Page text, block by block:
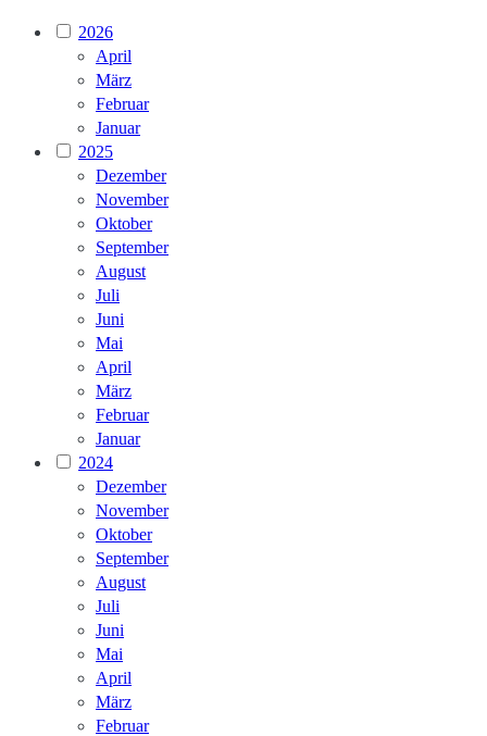
2026
April
März
Februar
Januar
2025
Dezember
November
Oktober
September
August
Juli
Juni
Mai
April
März
Februar
Januar
2024
Dezember
November
Oktober
September
August
Juli
Juni
Mai
April
März
Februar